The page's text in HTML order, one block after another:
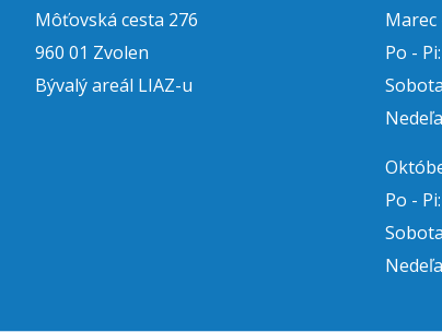
Môťovská cesta 276
960 01 Zvolen
Bývalý areál LIAZ-u
Marec
Po -
Po -